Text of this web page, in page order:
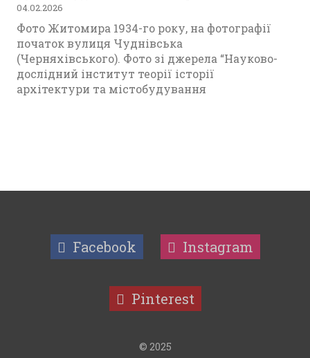
04.02.2026
Фото Житомира 1934-го року, на фотографії
початок вулиця Чуднівська
(Черняхівського). Фото зі джерела “Науково-
дослідний інститут теорії історії
архітектури та містобудування
Facebook Instagram
Pinterest
© 2025